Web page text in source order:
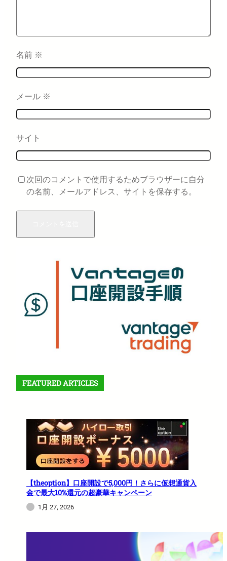
名前 ※
メール ※
サイト
次回のコメントで使用するためブラウザーに自分
の名前、メールアドレス、サイトを保存する。
FEATURED ARTICLES
【theoption】口座開設で5,000円！さらに仮想通貨入
金で最大10%還元の超豪華キャンペーン
1月 27, 2026